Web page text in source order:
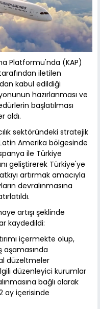
Platformu'nda (KAP)
iletilen
kabul edildiği
hazırlanması ve
başlatılması
aldı.
sektöründeki stratejik
Amerika bölgesinde
ile Türkiye
geliştirerek Türkiye'ye
artırmak amacıyla
devralınmasına
artışı şeklinde
kaydedildi:
içermekte olup,
aşamasında
düzeltmeler
düzenleyici kurumlar
bağlı olarak
ay içerisinde